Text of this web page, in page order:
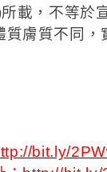
載，不等於
質膚質不同，
bit.ly/